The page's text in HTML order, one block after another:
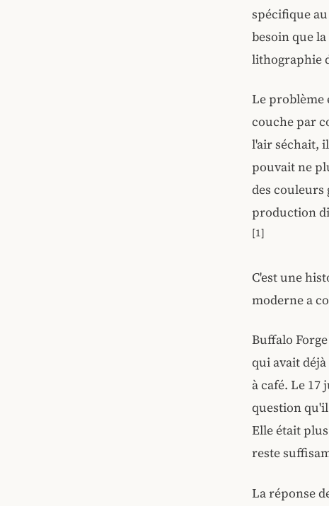
spécifique
besoin que
lithographie
Le problème
couche par
l'air séchait,
pouvait ne
des couleurs
production
[1]
C'est une
moderne a
Buffalo
qui avait
à café. Le
question
Elle était
reste
La réponse